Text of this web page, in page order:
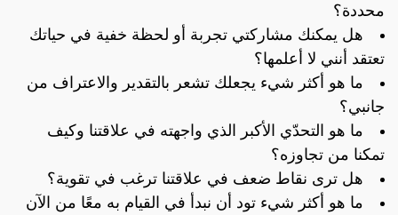
محددة؟
هل يمكنك مشاركتي تجربة أو لحظة خفية في حياتك
تعتقد أنني لا أعلمها؟
ما هو أكثر شيء يجعلك تشعر بالتقدير والاعتراف من
جانبي؟
ما هو التحدّي الأكبر الذي واجهته في علاقتنا وكيف
تمكنا من تجاوزه؟
هل ترى نقاط ضعف في علاقتنا ترغب في تقوية؟
ما هو أكثر شيء تود أن نبدأ في القيام به معًا من الآن